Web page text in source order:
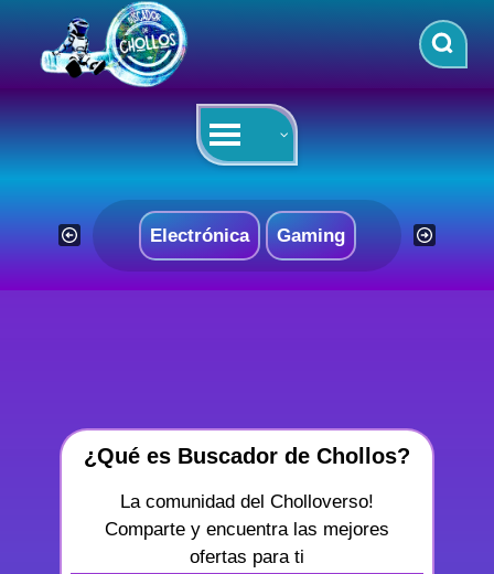
contenido
Electrónica Gaming
¿Qué es Buscador de Chollos?
La comunidad del Cholloverso!
Comparte y encuentra las mejores
ofertas para ti